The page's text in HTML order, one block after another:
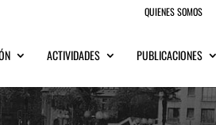
QUIENES SOMOS
ACTIVIDADES PUBLICACIONES